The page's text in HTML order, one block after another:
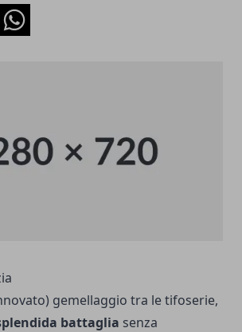
Whatsapp
gemellaggio tra le tifoserie,
battaglia senza